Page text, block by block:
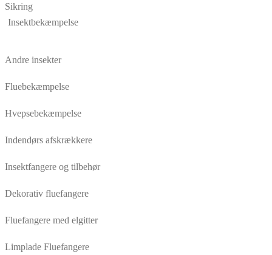
Sikring
Insektbekæmpelse
Andre insekter
Fluebekæmpelse
Hvepsebekæmpelse
Indendørs afskrækkere
Insektfangere og tilbehør
Dekorativ fluefangere
Fluefangere med elgitter
Limplade Fluefangere